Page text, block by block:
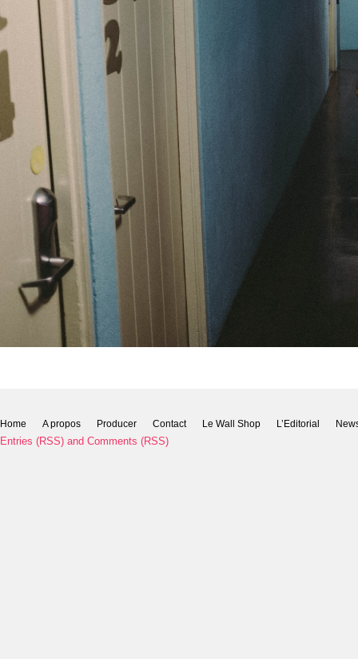
Home A propos Producer Contact Le Wall Shop L’Editorial
Entries (RSS) and Comments (RSS)